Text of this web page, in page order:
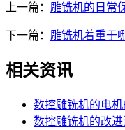
上一篇： 雕铣机的日常
下一篇： 雕铣机着重于
相关资讯
数控雕铣机的电
数控雕铣机的改进